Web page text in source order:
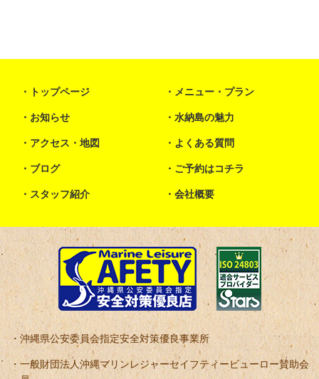
トップページ メニュー・プラン
お知らせ 水納島の魅力
アクセス・地図 よくある質問
ブログ ご予約はコチラ
スタッフ紹介 会社概要
沖縄県公安委員会指定安全対策優良事業所
一般財団法人沖縄マリンレジャーセイフティービューロー賛助会